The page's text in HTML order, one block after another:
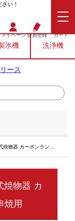
い！
マイページ会員登録 カート
氷機 洗浄機
リース
ランプヒータータイプ 串焼用
焼物器 カ
焼用